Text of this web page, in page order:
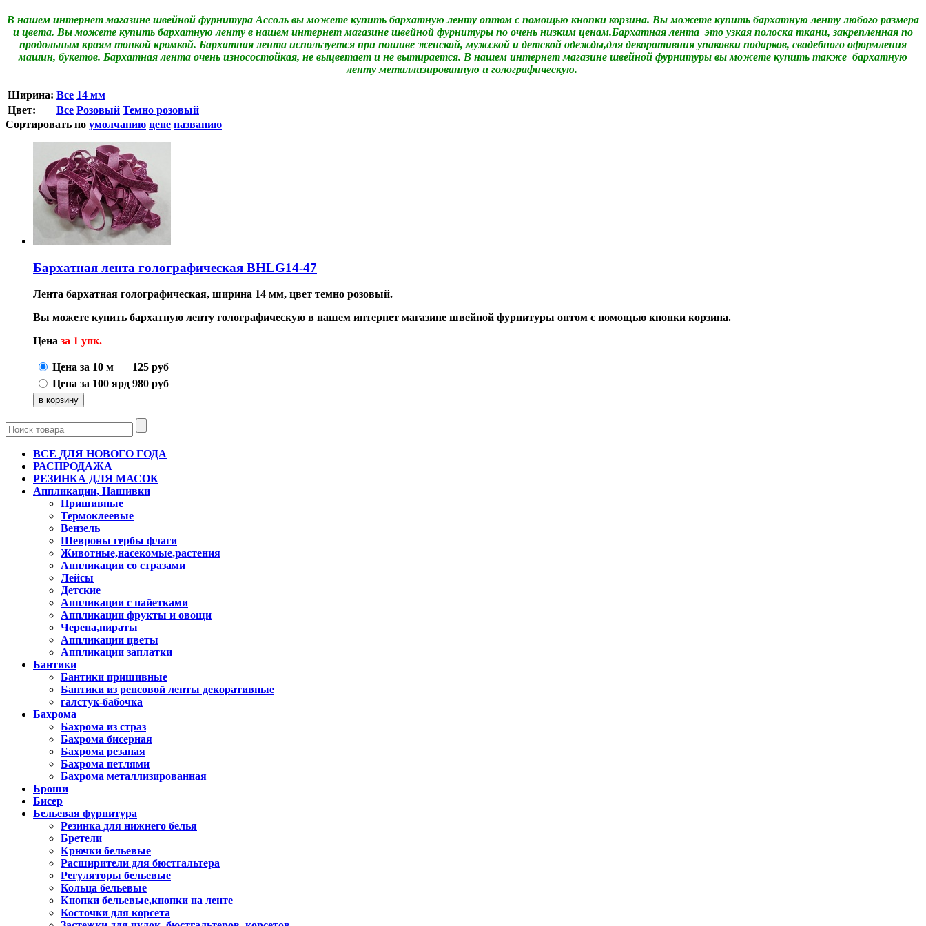
В нашем интернет магазине швейной фурнитура Ассоль вы можете купить бархатную ленту оптом с помощью кнопки корзина. Вы можете купить бархатную ленту любого размера
и цвета. Вы можете купить бархатную ленту в нашем интернет магазине швейной фурнитуры по очень низким ценам.Бархатная лента это узкая полоска ткани, закрепленная по
продольным краям тонкой кромкой. Бархатная лента используется при пошиве женской, мужской и детской одежды,для декоративния упаковки подарков, свадебного оформления
машин, букетов. Бархатная лента очень износостойкая, не выцветает и не вытирается. В нашем интернет магазине швейной фурнитуры вы можете купить также бархатную
ленту металлизированную и голографическую.
Ширина: Все 14 мм
Цвет:
Все Розовый Темно розовый
Сортировать по умолчанию цене названию
Бархатная лента голографическая BHLG14-47
Лента бархатная голографическая, ширина 14 мм, цвет темно розовый.
Вы можете купить бархатную ленту голографическую в нашем интернет магазине швейной фурнитуры оптом с помощью кнопки корзина.
Цена за 1 упк.
Цена за 10 м 125 руб
Цена за 100 ярд 980 руб
ВСЕ ДЛЯ НОВОГО ГОДА
РАСПРОДАЖА
РЕЗИНКА ДЛЯ МАСОК
Аппликации, Нашивки
Пришивные
Термоклеевые
Вензель
Шевроны гербы флаги
Животные,насекомые,растения
Аппликации со стразами
Лейсы
Детские
Аппликации с пайетками
Аппликации фрукты и овощи
Черепа,пираты
Аппликации цветы
Аппликации заплатки
Бантики
Бантики пришивные
Бантики из репсовой ленты декоративные
галстук-бабочка
Бахрома
Бахрома из страз
Бахрома бисерная
Бахрома резаная
Бахрома петлями
Бахрома металлизированная
Броши
Бисер
Бельевая фурнитура
Резинка для нижнего белья
Бретели
Крючки бельевые
Расширители для бюстгальтера
Регуляторы бельевые
Кольца бельевые
Кнопки бельевые,кнопки на ленте
Косточки для корсета